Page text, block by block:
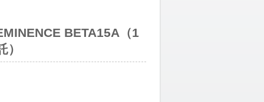
BETA15A（1